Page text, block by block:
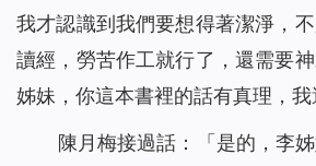
我才認識到我們要想得著潔淨，不
讀經，勞苦作工就行了，還需要
姊妹，你這本書裡的話有真理，我
陳月梅接過話：「是的，李